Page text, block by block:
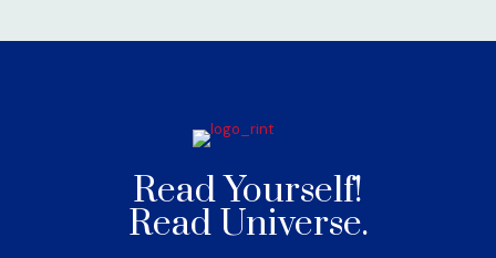
Read Yourself!
Read Universe.